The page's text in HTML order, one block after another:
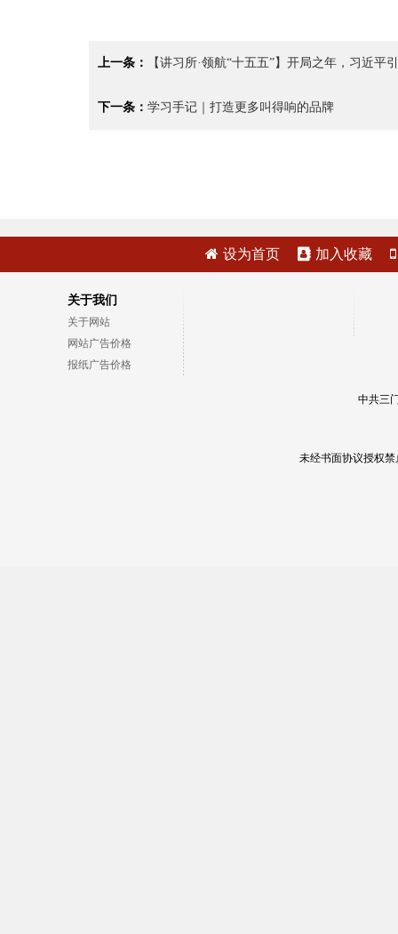
上一条： 【讲习所·领航“十五五”】开局之年，习近平
下一条： 学习手记｜打造更多叫得响的品牌
设为首页 加入收藏
关于我们
关于网站
网站广告价格
报纸广告价格
中共三
未经书面协议授权